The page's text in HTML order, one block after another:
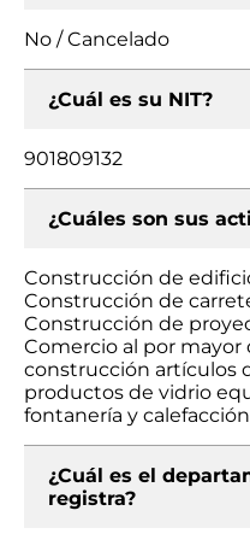
No / Cancelado
¿Cuál es su NIT?
901809132
¿Cuáles son sus
Construcción de
Construcción de
Construcción de
Comercio al por mayor
construcción artículos
productos de vidrio
fontanería y calefacción
¿Cuál es el
registra?